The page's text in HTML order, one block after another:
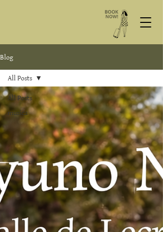
Blog
All Posts
musica
All Posts